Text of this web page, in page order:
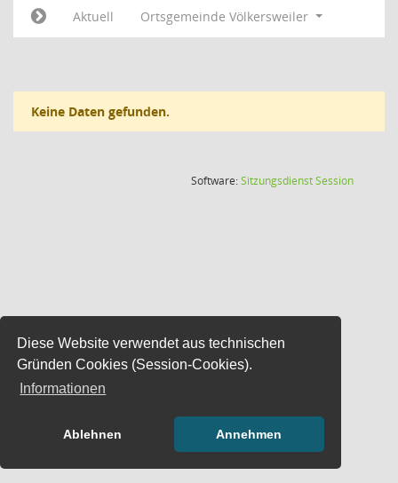
Diese Website verwendet aus technischen
Gründen Cookies (Session-Cookies).
Informationen
Ablehnen Annehmen
Aktuell
Ortsgemeinde Völkersweiler
Keine Daten gefunden.
Software:SitzungsdienstSession(Wird in